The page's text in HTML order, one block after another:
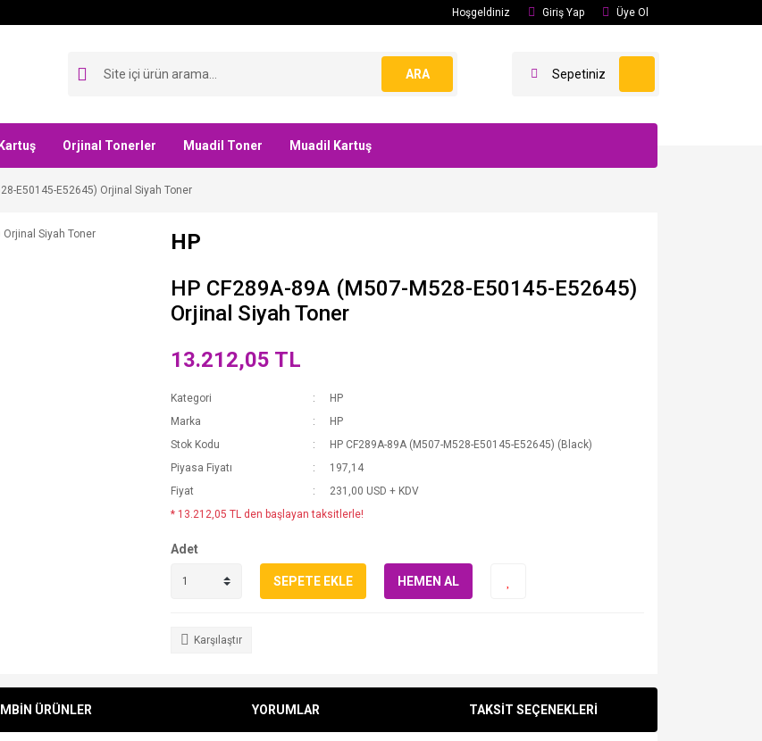
Hoşgeldiniz Giriş Yap Üye Ol
ARA Sepetiniz
Orjinal Tonerler Muadil Toner Muadil Kartuş
E50145-E52645) Orjinal Siyah Toner
HP
HP CF289A-89A (M507-M528-E50145-E52645)
Orjinal Siyah Toner
13.212,05 TL
Kategori
HP
Marka
HP
Stok Kodu
HP CF289A-89A (M507-M528-E50145-E52645) (Black)
Piyasa Fiyatı
197,14
Fiyat
231,00 USD + KDV
* 13.212,05 TL den başlayan taksitlerle!
Adet
SEPETE EKLE HEMEN AL
Karşılaştır
ÜRÜNLER YORUMLAR TAKSİT SEÇENEKLERİ